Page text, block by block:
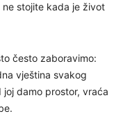
stojite kada je život
često zaboravimo:
vještina svakog
joj damo prostor, vraća